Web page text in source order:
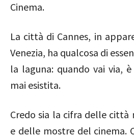
Cinema.
La città di Cannes, in
Venezia, ha qualcosa di
la laguna: quando vai via,
mai esistita.
Credo sia la cifra delle città
e delle mostre del cinema.